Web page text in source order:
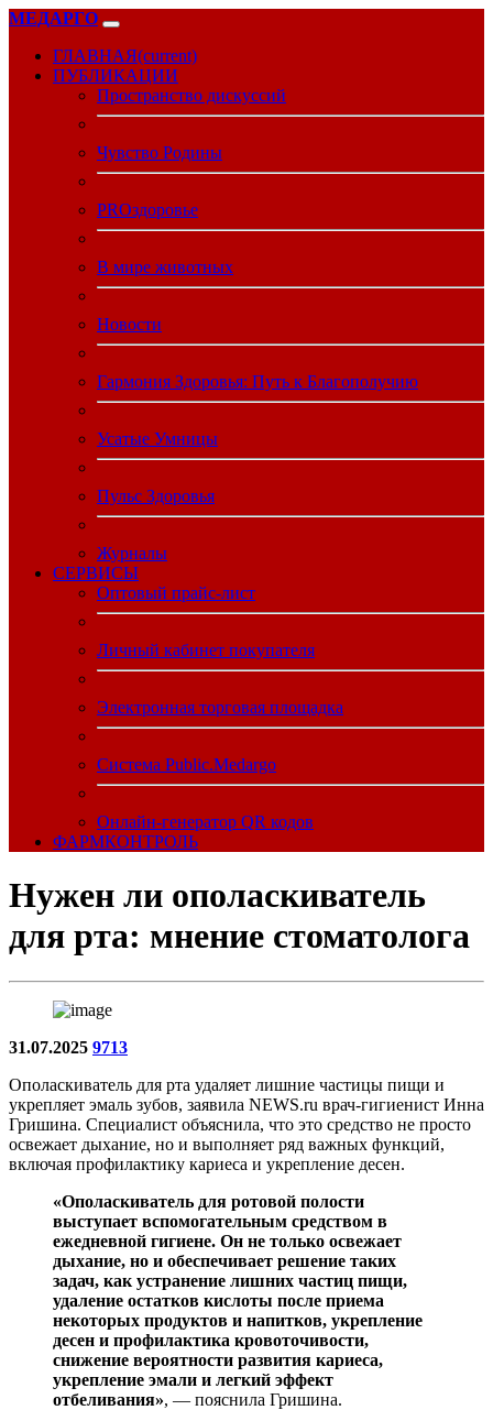
МЕДАРГО
ГЛАВНАЯ(current)
ПУБЛИКАЦИИ
Пространство дискуссий
Чувство Родины
PROздоровье
В мире животных
Новости
Гармония Здоровья: Путь к Благополучию
Усатые Умницы
Пульс Здоровья
Журналы
CЕРВИСЫ
Оптовый прайс-лист
Личный кабинет покупателя
Электронная торговая площадка
Система Public.Medargo
Онлайн-генератор QR кодов
ФАРМКОНТРОЛЬ
Нужен ли ополаскиватель
для рта: мнение стоматолога
31.07.2025 9713
Ополаскиватель для рта удаляет лишние частицы пищи и
укрепляет эмаль зубов, заявила NEWS.ru врач-гигиенист Инна
Гришина. Специалист объяснила, что это средство не просто
освежает дыхание, но и выполняет ряд важных функций,
включая профилактику кариеса и укрепление десен.
«Ополаскиватель для ротовой полости
выступает вспомогательным средством в
ежедневной гигиене. Он не только освежает
дыхание, но и обеспечивает решение таких
задач, как устранение лишних частиц пищи,
удаление остатков кислоты после приема
некоторых продуктов и напитков, укрепление
десен и профилактика кровоточивости,
снижение вероятности развития кариеса,
укрепление эмали и легкий эффект
отбеливания», — пояснила Гришина.